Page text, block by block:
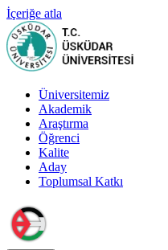
İçeriğe atla
Üniversitemiz
Akademik
Araştırma
Öğrenci
Kalite
Aday
Toplumsal Katkı